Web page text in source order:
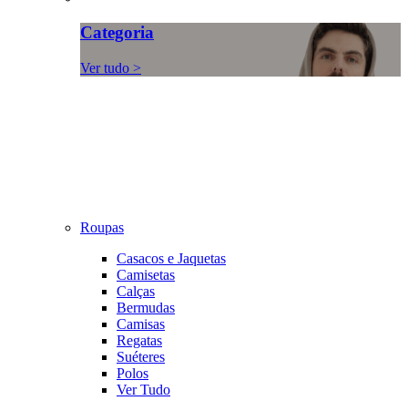
Categoria
Ver tudo >
Roupas
Casacos e Jaquetas
Camisetas
Calças
Bermudas
Camisas
Regatas
Suéteres
Polos
Ver Tudo